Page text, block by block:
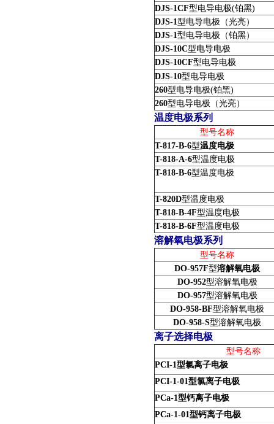
DJS-1CF型电导电极(铂黑)
DJS-1型电导电极（光亮）
DJS-1型电导电极（铂黑）
DJS-10C型电导电极
DJS-10CF型电导电极
DJS-10型电导电极
260型电导电极(铂黑)
260型电导电极（光亮）
温度电极系列
型号名称
T-817-B-6型温度电极
T-818-A-6型温度电极
T-818-B-6型温度电极
T-820D型温度电极
T-818-B-4F型温度电极
T-818-B-6F型温度电极
溶解氧电极系列
型号名称
DO-957F型溶解氧电极
DO-952型溶解氧电极
DO-957型溶解氧电极
DO-958-BF型溶解氧电极
DO-958-S型溶解氧电极
离子选择电极
型号名称
PCI-1型氯离子电极
PCI-1-01型氯离子电极
PCa-1型钙离子电极
PCa-1-01型钙离子电极